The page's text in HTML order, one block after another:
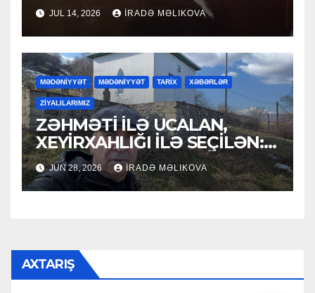
JUL 14, 2026 İRADƏ MƏLIKOVA
MƏDƏNİYYƏT MƏDƏNİYYƏT TARİX XƏBƏRLƏR
ZİYALILARIMIZ
ZƏHMƏTİ İLƏ UCALAN,
XEYİRXAHLIĞI İLƏ SEÇİLƏN:
HACI RAMAZAN QULİYEV
JUN 28, 2026 İRADƏ MƏLIKOVA
AXTARIŞ